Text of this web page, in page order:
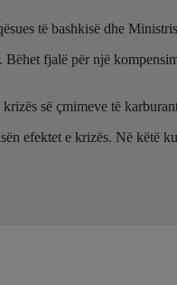
të bashkisë dhe
fjalë për një
së çmimeve të
efektet e krizës. Në këtë